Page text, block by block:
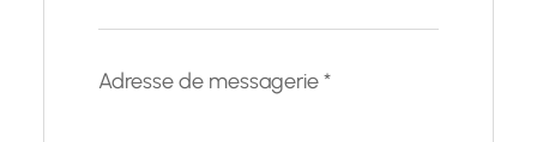
Adresse de messagerie*